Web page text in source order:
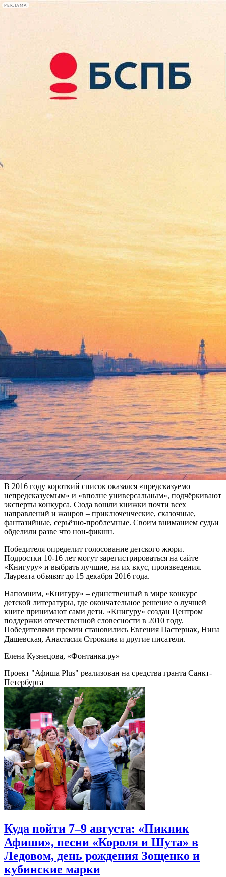
РЕКЛАМА
Сегодня:
2026.08.09
12:00
Афиша Plus
«Черти лысые» и «Свирепый
цыплёнок»: названы лучшие
детские книги 2016 года
Версия для печати
«Я учусь в четвёртом КРО», «Черти лысые», «Год свирепого
цыплёнка», «Удалить эту запись?», «Умник, Белка и
Капитан». Такие произведения в 2016 году вошли в шорт-
лист всероссийского конкурса детской литературы
«Книгуру».
Всего в списке, опубликованном насайте премии, – 15 книг
от авторов из Москвы, Петербурга, Екатеринбурга, Казани,
Якутска, Улан-Удэ, Киева и других городов. Петербург
представлен пока неопубликованной книгой Екатерины и
Павла Каретниковых «Город семи ветров» сборником
«Рассказы» Евгении Овчинниковой..
В 2016 году короткий список оказался «предсказуемо
непредсказуемым» и «вполне универсальным», подчёркивают
эксперты конкурса. Сюда вошли книжки почти всех
направлений и жанров – приключенческие, сказочные,
фантазийные, серьёзно-проблемные. Своим вниманием судьи
обделили разве что нон-фикшн.
Победителя определит голосование детского жюри.
Подростки 10-16 лет могут зарегистрироваться на сайте
«Книгуру» и выбрать лучшие, на их вкус, произведения.
Лауреата объявят до 15 декабря 2016 года.
Напомним, «Книгуру» – единственный в мире конкурс
детской литературы, где окончательное решение о лучшей
книге принимают сами дети. «Книгуру» создан Центром
поддержки отечественной словесности в 2010 году.
Победителями премии становились Евгения Пастернак, Нина
Дашевская, Анастасия Строкина и другие писатели.
Елена Кузнецова, «Фонтанка.ру»
Проект "Афиша Plus" реализован на средства гранта Санкт-
Петербурга
Куда пойти 7–9 августа: «Пикник
Афиши», песни «Короля и Шута» в
Ледовом, день рождения Зощенко и
кубинские марки